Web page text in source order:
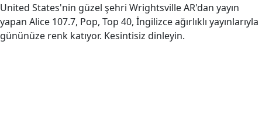
United States'nin güzel şehri Wrightsville AR'dan yayın
yapan Alice 107.7, Pop, Top 40, İngilizce ağırlıklı yayınlarıyla
gününüze renk katıyor. Kesintisiz dinleyin.